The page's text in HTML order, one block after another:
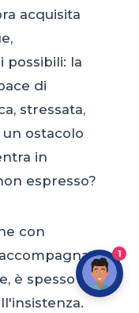
acquisita
possibili: la
di
stressata,
ostacolo
in
espresso?
con
è spesso più
1